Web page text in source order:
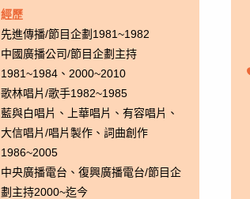
經歷
先進傳播/節目企劃1981~1982
中國廣播公司/節目企劃主持
1981~1984、2000~2010
歌林唱片/歌手1982~1985
藍與白唱片、上華唱片、有容唱片、
大信唱片/唱片製作、詞曲創作
1986~2005
中央廣播電台、復興廣播電台/節目企
劃主持2000~迄今